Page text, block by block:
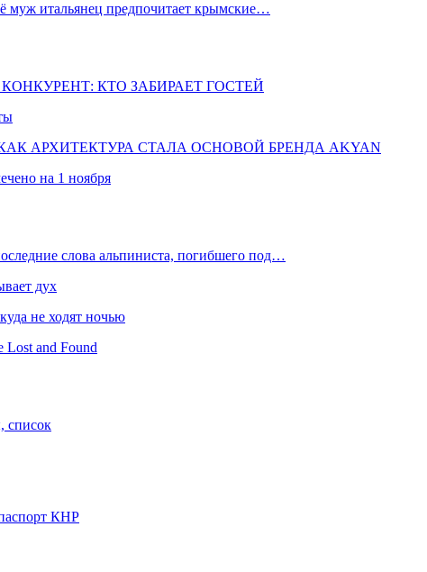
муж итальянец предпочитает крымские…
КТО ЗАБИРАЕТ ГОСТЕЙ
АРХИТЕКТУРА СТАЛА ОСНОВОЙ БРЕНДА AKYAN
на 1 ноября
слова альпиниста, погибшего под…
дух
не ходят ночью
Lost and Found
список
КНР